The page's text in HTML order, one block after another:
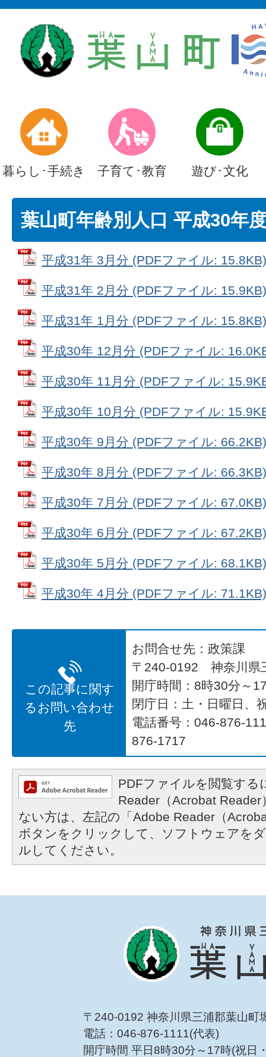
暮らし･手続き 子育て･教育 遊び･文化
葉山町年齢別人口 平成30年
平成31年 3月分 (PDFファイル: 15.8KB)
平成31年 2月分 (PDFファイル: 15.9KB)
平成31年 1月分 (PDFファイル: 15.8KB)
平成30年 12月分 (PDFファイル:
平成30年 11月分 (PDFファイル:
平成30年 10月分 (PDFファイル:
平成30年 9月分 (PDFファイル: 66.2KB)
平成30年 8月分 (PDFファイル: 66.3KB)
平成30年 7月分 (PDFファイル: 67.0KB)
平成30年 6月分 (PDFファイル: 67.2KB)
平成30年 5月分 (PDFファイル: 68.1KB)
平成30年 4月分 (PDFファイル: 71.1KB)
この記事に関す
るお問い合わせ
先
お問合せ先：政策課
〒240-0192 神奈川県
開庁時間：8時30分～
閉庁日：土・日曜日、
電話番号：046-876-
876-1717
PDFファイルを閲覧する
Reader（Acrobat
ない方は、左記の「Adobe Reader（
ボタンをクリックして、ソフトウェアを
ルしてください。
〒240-0192 神奈川県三浦郡葉山町
電話：046-876-1111(代表)
開庁時間 平日8時30分～17時(祝日